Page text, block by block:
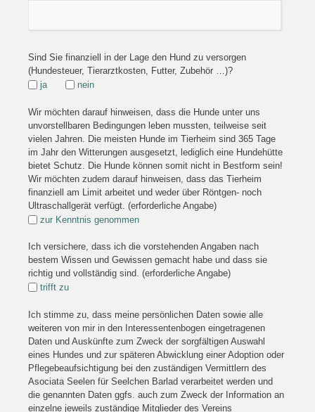
Sind Sie finanziell in der Lage den Hund zu versorgen
(Hundesteuer, Tierarztkosten, Futter, Zubehör …)?
ja
nein
Wir möchten darauf hinweisen, dass die Hunde unter uns
unvorstellbaren Bedingungen leben mussten, teilweise seit
vielen Jahren. Die meisten Hunde im Tierheim sind 365 Tage
im Jahr den Witterungen ausgesetzt, lediglich eine Hundehütte
bietet Schutz. Die Hunde können somit nicht in Bestform sein!
Wir möchten zudem darauf hinweisen, dass das Tierheim
finanziell am Limit arbeitet und weder über Röntgen- noch
Ultraschallgerät verfügt. (erforderliche Angabe)
zur Kenntnis genommen
Ich versichere, dass ich die vorstehenden Angaben nach
bestem Wissen und Gewissen gemacht habe und dass sie
richtig und vollständig sind. (erforderliche Angabe)
trifft zu
Ich stimme zu, dass meine persönlichen Daten sowie alle
weiteren von mir in den Interessentenbogen eingetragenen
Daten und Auskünfte zum Zweck der sorgfältigen Auswahl
eines Hundes und zur späteren Abwicklung einer Adoption oder
Pflegebeaufsichtigung bei den zuständigen Vermittlern des
Asociata Seelen für Seelchen Barlad verarbeitet werden und
die genannten Daten ggfs. auch zum Zweck der Information an
einzelne jeweils zuständige Mitglieder des Vereins